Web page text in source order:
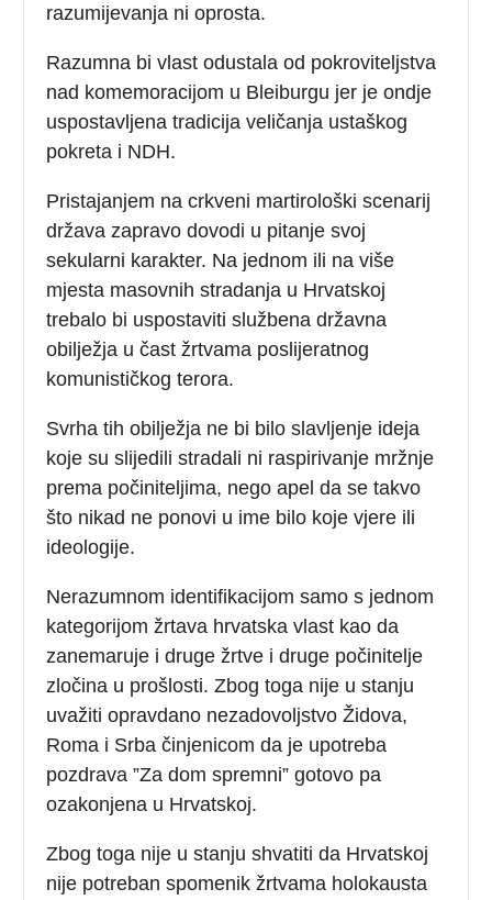
razumijevanja ni oprosta.
Razumna bi vlast odustala od pokroviteljstva
nad komemoracijom u Bleiburgu jer je ondje
uspostavljena tradicija veličanja ustaškog
pokreta i NDH.
Pristajanjem na crkveni martirološki scenarij
država zapravo dovodi u pitanje svoj
sekularni karakter. Na jednom ili na više
mjesta masovnih stradanja u Hrvatskoj
trebalo bi uspostaviti službena državna
obilježja u čast žrtvama poslijeratnog
komunističkog terora.
Svrha tih obilježja ne bi bilo slavljenje ideja
koje su slijedili stradali ni raspirivanje mržnje
prema počiniteljima, nego apel da se takvo
što nikad ne ponovi u ime bilo koje vjere ili
ideologije.
Nerazumnom identifikacijom samo s jednom
kategorijom žrtava hrvatska vlast kao da
zanemaruje i druge žrtve i druge počinitelje
zločina u prošlosti. Zbog toga nije u stanju
uvažiti opravdano nezadovoljstvo Židova,
Roma i Srba činjenicom da je upotreba
pozdrava ”Za dom spremni” gotovo pa
ozakonjena u Hrvatskoj.
Zbog toga nije u stanju shvatiti da Hrvatskoj
nije potreban spomenik žrtvama holokausta